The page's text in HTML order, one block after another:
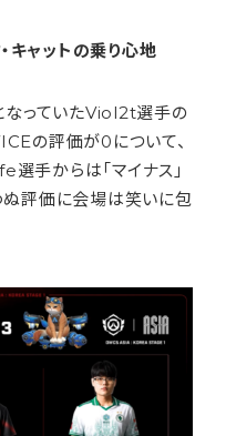
ャットの乗り心地
なっていたViol2t選手の
の評価が0について、
手からは「マイナス」
ぬ評価に会場は笑いに包